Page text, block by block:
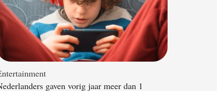
gaven vorig jaar meer dan 1